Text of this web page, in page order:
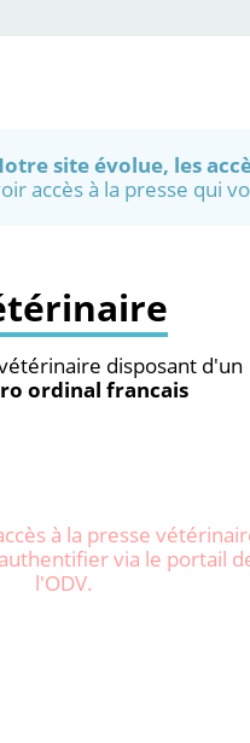
site évolue, les
accès à la presse qui
disposant d'un
ordinal francais
à la presse
via le portail
l'ODV.